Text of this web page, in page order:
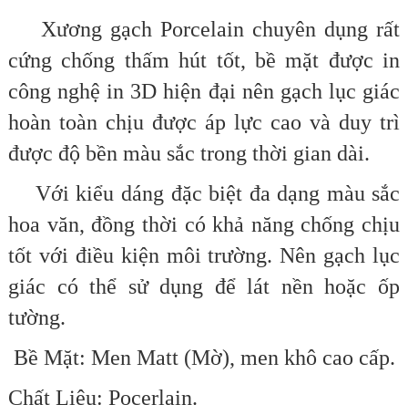
Xương gạch Porcelain chuyên dụng rất
cứng chống thấm hút tốt, bề mặt được in
công nghệ in 3D hiện đại nên gạch lục giác
hoàn toàn chịu được áp lực cao và duy trì
được độ bền màu sắc trong thời gian dài.
Với kiểu dáng đặc biệt đa dạng màu sắc
hoa văn, đồng thời có khả năng chống chịu
tốt với điều kiện môi trường. Nên gạch lục
giác có thể sử dụng để lát nền hoặc ốp
tường.
Bề Mặt: Men Matt (Mờ), men khô cao cấp.
Chất Liệu: Pocerlain.